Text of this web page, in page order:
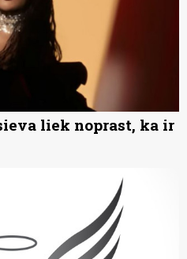
liek noprast, ka ir